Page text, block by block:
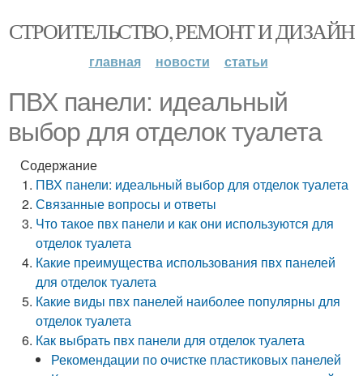
СТРОИТЕЛЬСТВО, РЕМОНТ И ДИЗАЙН
главная новости статьи
ПВХ панели: идеальный
выбор для отделок туалета
Содержание
ПВХ панели: идеальный выбор для отделок туалета
Связанные вопросы и ответы
Что такое пвх панели и как они используются для
отделок туалета
Какие преимущества использования пвх панелей
для отделок туалета
Какие виды пвх панелей наиболее популярны для
отделок туалета
Как выбрать пвх панели для отделок туалета
Рекомендации по очистке пластиковых панелей